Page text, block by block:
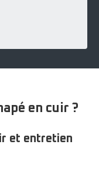
en cuir ?
et entretien